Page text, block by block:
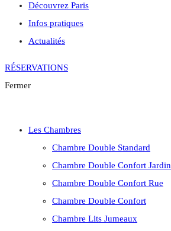
Découvrez Paris
Infos pratiques
Actualités
RÉSERVATIONS
Fermer
Les Chambres
Chambre Double Standard
Chambre Double Confort Jardin
Chambre Double Confort Rue
Chambre Double Confort
Chambre Lits Jumeaux